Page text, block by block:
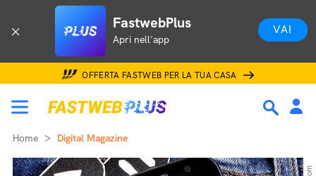
FastwebPlus
Apri nell'app
VAI
OFFERTA FASTWEB PER LA TUA CASA
Home Digital Magazine